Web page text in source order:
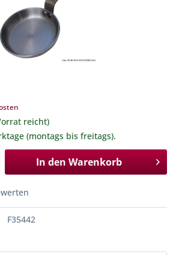
reicht)
(montags bis freitags).
In den Warenkorb
F35442